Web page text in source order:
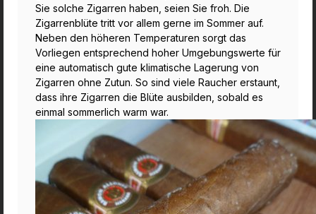
Sie solche Zigarren haben, seien Sie froh. Die
Zigarrenblüte tritt vor allem gerne im Sommer auf.
Neben den höheren Temperaturen sorgt das
Vorliegen entsprechend hoher Umgebungswerte für
eine automatisch gute klimatische Lagerung von
Zigarren ohne Zutun. So sind viele Raucher erstaunt,
dass ihre Zigarren die Blüte ausbilden, sobald es
einmal sommerlich warm war.